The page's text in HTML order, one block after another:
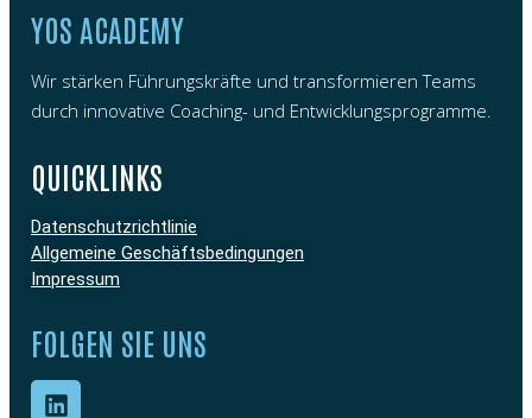
YOS ACADEMY
Wir stärken Führungskräfte und transformieren Teams
durch innovative Coaching- und Entwicklungsprogramme.
QUICKLINKS
Datenschutzrichtlinie
Allgemeine Geschäftsbedingungen
Impressum
FOLGEN SIE UNS